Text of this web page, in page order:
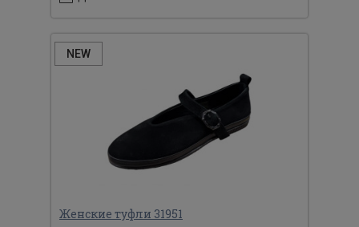
NEW
Женские туфли 31951